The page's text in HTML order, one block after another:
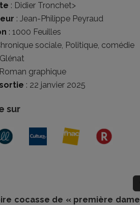
: Didier Tronchet>
: Jean-Philippe Peyraud
: 1000 Feuilles
sociale, Politique, comédie
Glénat
Roman graphique
: 22 janvier 2025
sur
cocasse de « première